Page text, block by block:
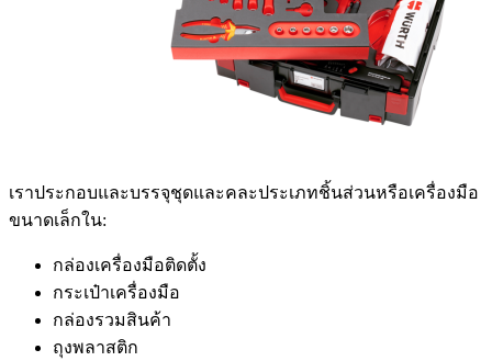
เราประกอบและบรรจุชุดและคละประเภทชิ้นส่วนหรือเครื่องมือ
ขนาดเล็กใน:
กล่องเครื่องมือติดตั้ง
กระเป๋าเครื่องมือ
กล่องรวมสินค้า
ถุงพลาสติก